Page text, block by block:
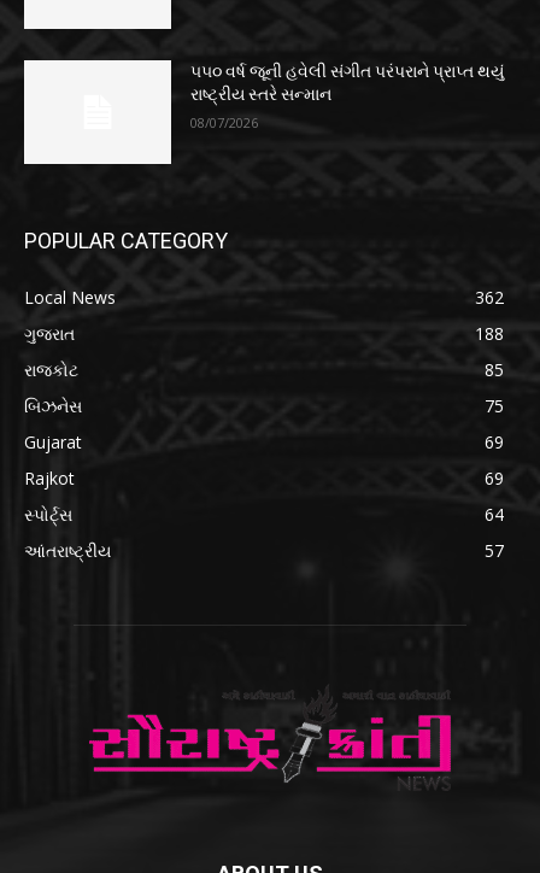
૫૫૦ વર્ષ જૂની હવેલી સંગીત પરંપરાને પ્રાપ્ત થયું
રાષ્ટ્રીય સ્તરે સન્માન
08/07/2026
POPULAR CATEGORY
Local News
362
ગુજરાત
188
રાજકોટ
85
બિઝનેસ
75
Gujarat
69
Rajkot
69
સ્પોર્ટ્સ
64
આંતરાષ્ટ્રીય
57